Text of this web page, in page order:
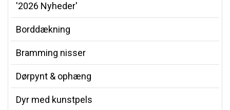
'2026 Nyheder'
Borddækning
Bramming nisser
Dørpynt & ophæng
Dyr med kunstpels